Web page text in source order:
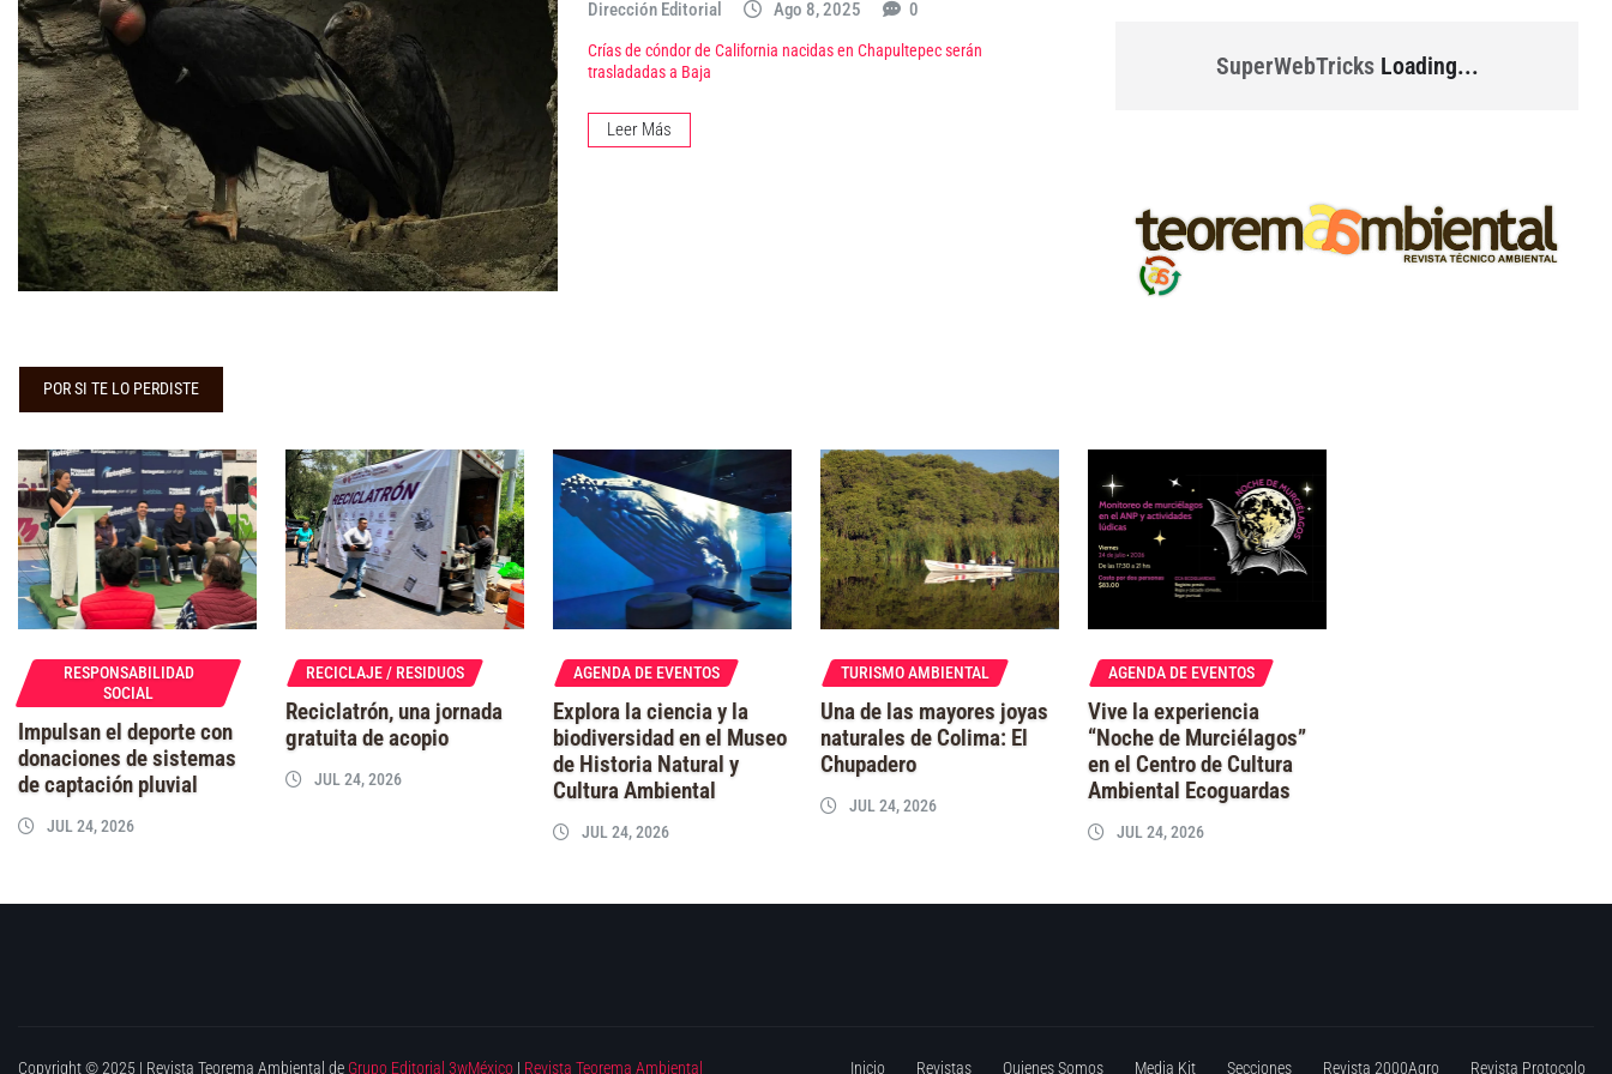
Dirección Editorial Ago 8, 2025 0
Crías de cóndor de California nacidas en Chapultepec serán
trasladadas a Baja
Leer Más
SuperWebTricksLoading...
POR SI TE LO PERDISTE
RESPONSABILIDAD
SOCIAL
Impulsan el deporte con
donaciones de sistemas
de captación pluvial
JUL 24, 2026
RECICLAJE / RESIDUOS
Reciclatrón, una jornada
gratuita de acopio
JUL 24, 2026
AGENDA DE EVENTOS
Explora la ciencia y la
biodiversidad en el Museo
de Historia Natural y
Cultura Ambiental
JUL 24, 2026
TURISMO AMBIENTAL
Una de las mayores joyas
naturales de Colima: El
Chupadero
JUL 24, 2026
AGENDA DE EVENTOS
Vive la experiencia
“Noche de Murciélagos”
en el Centro de Cultura
Ambiental Ecoguardas
JUL 24, 2026
Copyright © 2025 | Revista Teorema Ambiental de Grupo Editorial 3wMéxico | Revista Teorema Ambiental Inicio Revistas Quienes Somos Media Kit Secciones Revista 2000Agro Revista Protocolo